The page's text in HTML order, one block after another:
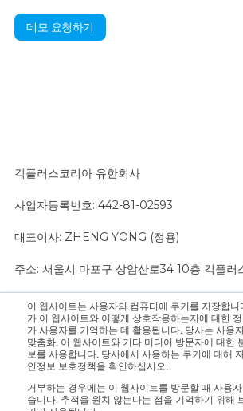
이 웹사이트는 사용자의 컴퓨터에 쿠키를 저장합
가 이 웹사이트와 어떻게 상호작용하는지에 대한
가 사용자를 기억하는 데 활용됩니다. 당사는 사용
맞춤화, 이 웹사이트와 기타 미디어 방문자에 대한
보를 사용합니다. 당사에서 사용하는 쿠키에 대해
인정보 보호정책을 확인하십시오.
거부하는 경우에는 이 웹사이트를 방문할 때 사용
습니다. 추적을 원치 않는다는 점을 기억하기 위해
데모 요청하기
긱플러스코리아 유한회사
사업자등록번호: 442-81-02593
대표이사: ZHENG YONG (정용)
주소: 서울시 마포구 상암산로34 10층 긱플러
문의 사항은 영업팀으로 연락 주십시오.:
보 관련 문의는 홍보팀으로 연락 바랍니다.:
Copyright © 2026 Geekplus Technology
reserved.